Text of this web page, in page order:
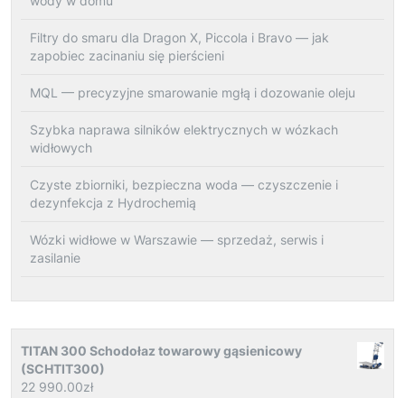
Filtry do smaru dla Dragon X, Piccola i Bravo — jak
zapobiec zacinaniu się pierścieni
MQL — precyzyjne smarowanie mgłą i dozowanie oleju
Szybka naprawa silników elektrycznych w wózkach
widłowych
Czyste zbiorniki, bezpieczna woda — czyszczenie i
dezynfekcja z Hydrochemią
Wózki widłowe w Warszawie — sprzedaż, serwis i
zasilanie
TITAN 300 Schodołaz towarowy gąsienicowy
(SCHTIT300)
22 990.00zł